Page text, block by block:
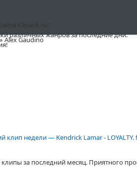
различных жанров за последние дни.
клип недели — Kendrick Lamar - LOYALTY.
за последний месяц. Приятного
» Alex Gaudino